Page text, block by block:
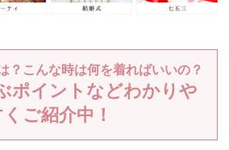
？こんな時は何を着ればいいの？
ポイントなどわかりや
ご紹介中！